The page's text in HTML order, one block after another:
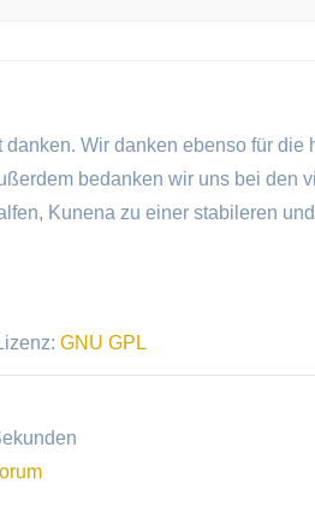
Wir danken ebenso für die
bedanken wir uns bei den
Kunena zu einer stabileren
GNU GPL